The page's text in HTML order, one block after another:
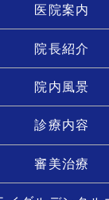
医院案内
院長紹介
院内風景
診療内容
審美治療